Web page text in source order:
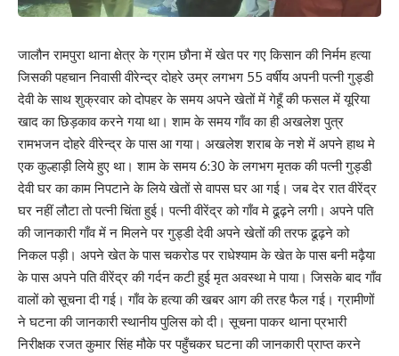
जालौन रामपुरा थाना क्षेत्र के ग्राम छौना में खेत पर गए किसान की निर्मम हत्या
जिसकी पहचान निवासी वीरेन्द्र दोहरे उम्र लगभग 55 वर्षीय अपनी पत्नी गुड्डी
देवी के साथ शुक्रवार को दोपहर के समय अपने खेतों में गेहूँ की फसल में यूरिया
खाद का छिड़काव करने गया था। शाम के समय गाँव का ही अखलेश पुत्र
रामभजन दोहरे वीरेन्द्र के पास आ गया। अखलेश शराब के नशे में अपने हाथ मे
एक कुल्हाड़ी लिये हुए था। शाम के समय 6:30 के लगभग मृतक की पत्नी गुड्डी
देवी घर का काम निपटाने के लिये खेतों से वापस घर आ गई। जब देर रात वीरेंद्र
घर नहीं लौटा तो पत्नी चिंता हुई। पत्नी वीरेंद्र को गाँव मे ढूढ़ने लगी। अपने पति
की जानकारी गाँव में न मिलने पर गुड्डी देवी अपने खेतों की तरफ ढूढ़ने को
निकल पड़ी। अपने खेत के पास चकरोड पर राधेश्याम के खेत के पास बनी मढ़ैया
के पास अपने पति वीरेंद्र की गर्दन कटी हुई मृत अवस्था मे पाया। जिसके बाद गाँव
वालों को सूचना दी गई। गाँव के हत्या की खबर आग की तरह फैल गई। ग्रामीणों
ने घटना की जानकारी स्थानीय पुलिस को दी। सूचना पाकर थाना प्रभारी
निरीक्षक रजत कुमार सिंह मौके पर पहुँचकर घटना की जानकारी प्राप्त करने